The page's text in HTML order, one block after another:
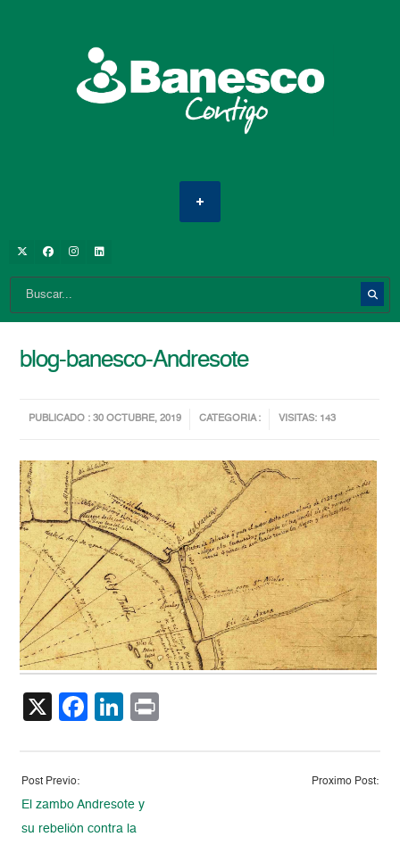
blog-banesco-Andresote
PUBLICADO : 30 OCTUBRE, 2019 CATEGORIA : VISITAS: 143
X Facebook
LinkedIn
Post Previo:
El zambo Andresote y
su rebelión contra la
Proximo Post: